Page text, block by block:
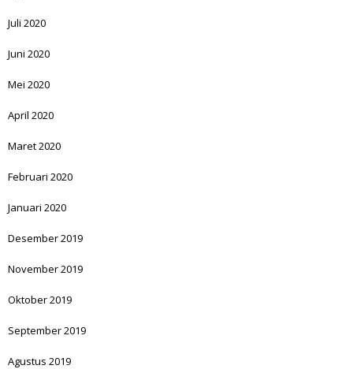
Juli 2020
Juni 2020
Mei 2020
April 2020
Maret 2020
Februari 2020
Januari 2020
Desember 2019
November 2019
Oktober 2019
September 2019
Agustus 2019